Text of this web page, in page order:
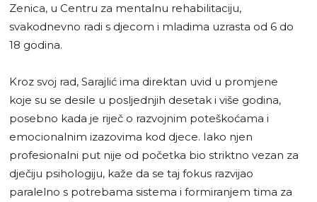
Zenica, u Centru za mentalnu rehabilitaciju,
svakodnevno radi s djecom i mladima uzrasta od 6 do
18 godina.
Kroz svoj rad, Sarajlić ima direktan uvid u promjene
koje su se desile u posljednjih desetak i više godina,
posebno kada je riječ o razvojnim poteškoćama i
emocionalnim izazovima kod djece. Iako njen
profesionalni put nije od početka bio striktno vezan za
dječiju psihologiju, kaže da se taj fokus razvijao
paralelno s potrebama sistema i formiranjem tima za